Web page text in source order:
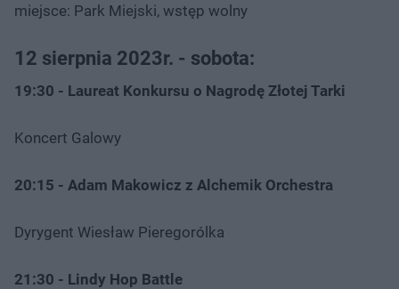
miejsce: Park Miejski, wstęp wolny
12 sierpnia 2023r. - sobota:
19:30 - Laureat Konkursu o Nagrodę Złotej Tarki
Koncert Galowy
20:15 - Adam Makowicz z Alchemik Orchestra
Dyrygent Wiesław Pieregorólka
21:30 - Lindy Hop Battle